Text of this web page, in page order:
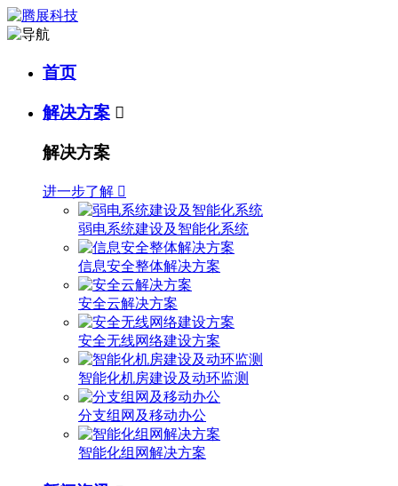
首页
解决方案 
解决方案
进一步了解 
弱电系统建设及智能化系统
信息安全整体解决方案
安全云解决方案
安全无线网络建设方案
智能化机房建设及动环监测
分支组网及移动办公
智能化组网解决方案